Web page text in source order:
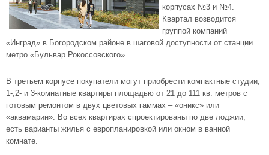
корпусах №3 и №4.
Квартал возводится
группой компаний
«Инград» в Богородском районе в шаговой доступности от станции
метро «Бульвар Рокоссовского».
В третьем корпусе покупатели могут приобрести компактные студии,
1-,2- и 3-комнатные квартиры площадью от 21 до 111 кв. метров с
готовым ремонтом в двух цветовых гаммах – «оникс» или
«аквамарин». Во всех квартирах спроектированы по две лоджии,
есть варианты жилья с европланировкой или окном в ванной
комнате.